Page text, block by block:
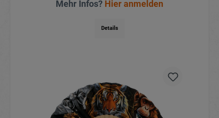
Mehr Infos? Hier anmelden
Details